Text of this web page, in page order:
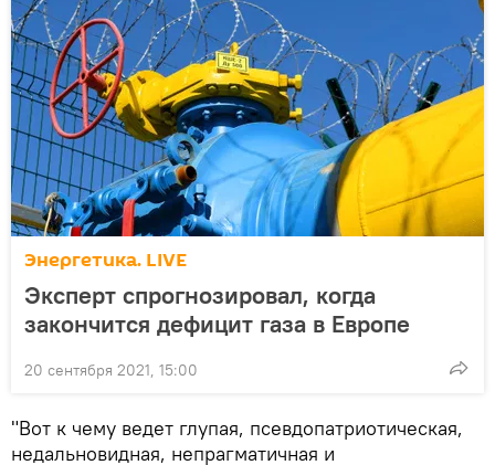
Энергетика. LIVE
Эксперт спрогнозировал, когда
закончится дефицит газа в Европе
20 сентября 2021, 15:00
"Вот к чему ведет глупая, псевдопатриотическая,
недальновидная, непрагматичная и